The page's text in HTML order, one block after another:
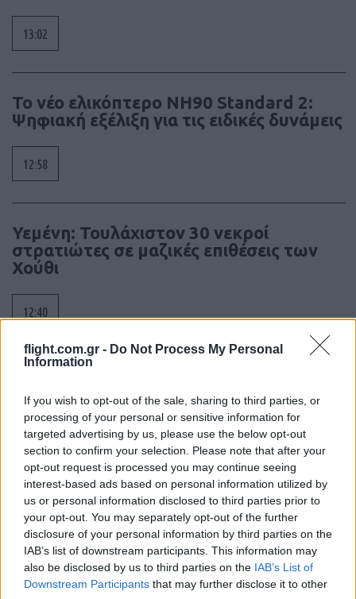
flight.com.gr - Do Not Process My Personal
Information
If you wish to opt-out of the sale, sharing to third parties, or
processing of your personal or sensitive information for
targeted advertising by us, please use the below opt-out
section to confirm your selection. Please note that after your
opt-out request is processed you may continue seeing
interest-based ads based on personal information utilized by
us or personal information disclosed to third parties prior to
your opt-out. You may separately opt-out of the further
disclosure of your personal information by third parties on the
IAB’s list of downstream participants. This information may
also be disclosed by us to third parties on the IAB’s List of
Downstream Participants that may further disclose it to other
13:02
To νέο ελικόπτερο NH90 Standard 2:
Ψηφιακή εξέλιξη για τις ειδικές δυνάμεις
12:58
Υεμένη: Τουλάχιστον 30 νεκροί
στρατιώτες σε μαζικές επιθέσεις των
Χούθι
12:40
πρώτη διεθνής παραγγελία του νέου
όπλου αέρος-αέρος
12:16
Συναγερμός στη Γερμανία: Drone με
εκρηκτικά εντοπίστηκε δίπλα σε
ουκρανικό Antonov – Έρευνα για πιθανή
ρωσική δολιοφθορά